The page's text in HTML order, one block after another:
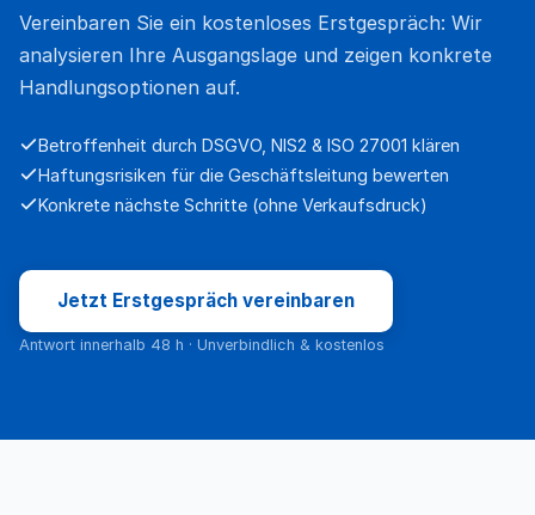
Vereinbaren Sie ein kostenloses Erstgespräch: Wir
analysieren Ihre Ausgangslage und zeigen konkrete
Handlungsoptionen auf.
Betroffenheit durch DSGVO, NIS2 & ISO 27001 klären
Haftungsrisiken für die Geschäftsleitung bewerten
Konkrete nächste Schritte (ohne Verkaufsdruck)
Jetzt Erstgespräch vereinbaren
Antwort innerhalb 48 h · Unverbindlich & kostenlos